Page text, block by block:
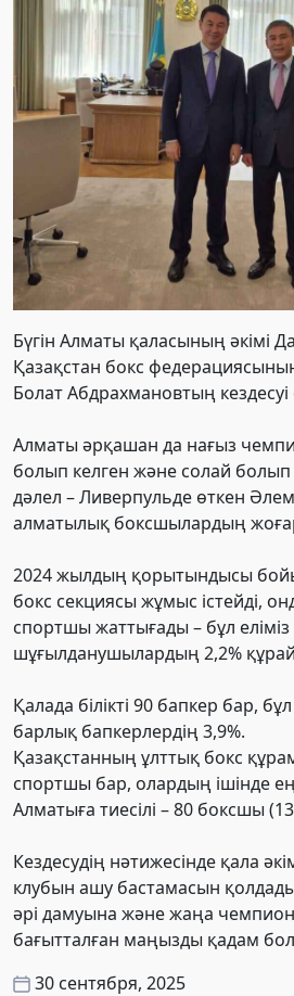
Бүгін Алматы қаласының әкімі
Қазақстан бокс
Болат Абдрахмановтың кездесуі
Алматы әрқашан да нағыз
болып келген және солай болып
дәлел – Ливерпульде өткен
алматылық боксшылардың
2024 жылдың қорытындысы
бокс секциясы жұмыс істейді,
спортшы жаттығады – бұл
шұғылданушылардың 2,2%
Қалада білікті 90 бапкер бар,
барлық бапкерлердің 3,9%.
Қазақстанның ұлттық бокс
спортшы бар, олардың ішінде
Алматыға тиесілі – 80 боксшы
Кездесудің нәтижесінде қала
клубын ашу бастамасын
әрі дамуына және жаңа
бағытталған маңызды қадам
30 сентября, 2025